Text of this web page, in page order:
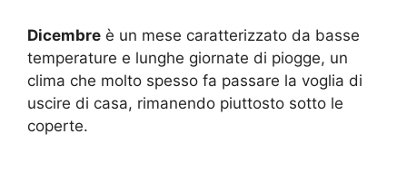
Dicembre è un mese caratterizzato da basse
temperature e lunghe giornate di piogge, un
clima che molto spesso fa passare la voglia di
uscire di casa, rimanendo piuttosto sotto le
coperte.